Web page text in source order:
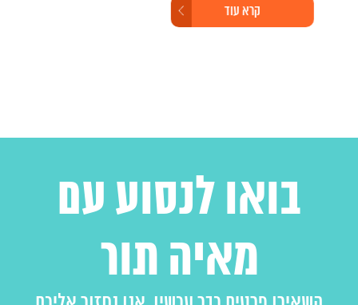
קרא עוד
בואו לנסוע עם
מאיה תור